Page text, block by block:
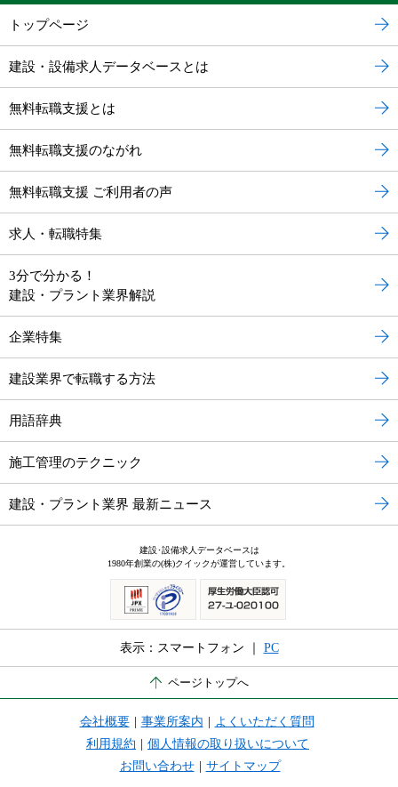
トップページ
建設・設備求人データベースとは
無料転職支援とは
無料転職支援のながれ
無料転職支援 ご利用者の声
求人・転職特集
3分で分かる！
建設・プラント業界解説
企業特集
建設業界で転職する方法
用語辞典
施工管理のテクニック
建設・プラント業界 最新ニュース
建設･設備求人データベースは
1980年創業の(株)クイックが運営しています。
表示：スマートフォン ｜ PC
ページトップへ
会社概要 事業所案内
よくいただく質問
利用規約
個人情報の取り扱いについて
お問い合わせ
サイトマップ